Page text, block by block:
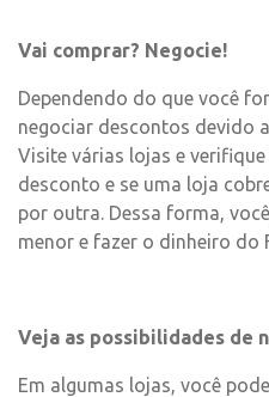
Vai comprar? Negocie!
Dependendo do que você
negociar descontos devido
Visite várias lojas e
desconto e se uma loja
por outra. Dessa forma,
menor e fazer o dinheiro do
Veja as possibilidades de
Em algumas lojas, você